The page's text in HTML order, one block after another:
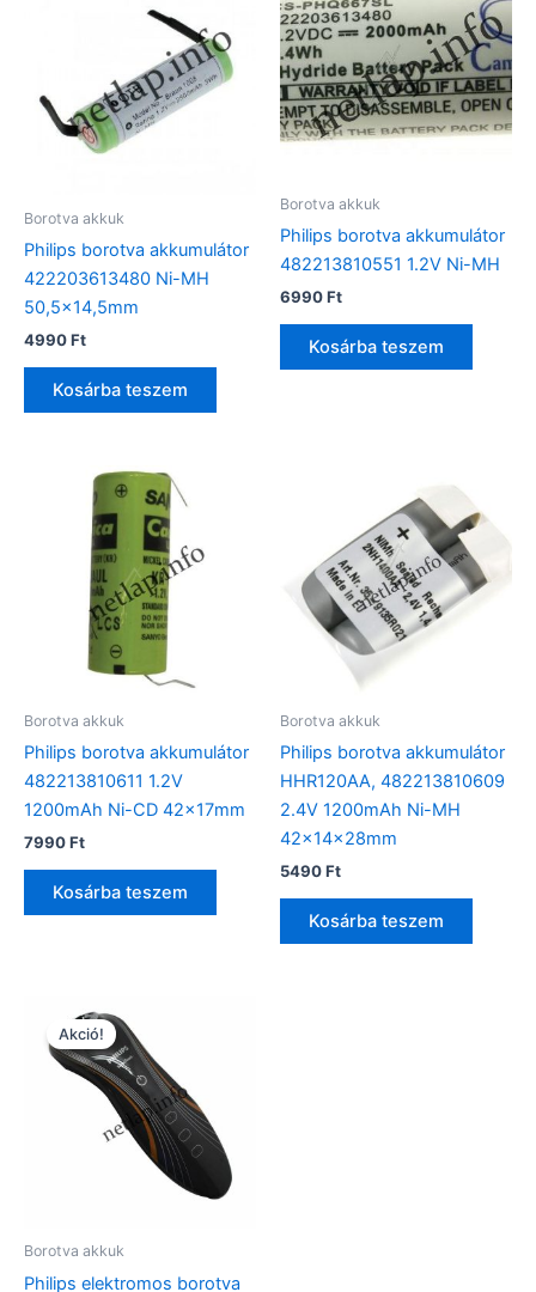
Borotva akkuk
Philips borotva akkumulátor
422203613480 Ni-MH
50,5×14,5mm
4990Ft
Kosárba teszem
Borotva akkuk
Philips borotva akkumulátor
482213810551 1.2V Ni-MH
6990Ft
Kosárba teszem
Borotva akkuk
Philips borotva akkumulátor
482213810611 1.2V
1200mAh Ni-CD 42x17mm
7990Ft
Kosárba teszem
Borotva akkuk
Philips borotva akkumulátor
HHR120AA, 482213810609
2.4V 1200mAh Ni-MH
42x14x28mm
5490Ft
Kosárba teszem
Akció!
Borotva akkuk
Philips elektromos borotva